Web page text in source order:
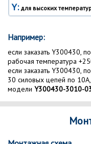
Y:для высоких
Например:
если заказать Y300430,
рабочая температура
если заказать Y300430,
30 силовых цепей по
модели Y300430-3010-